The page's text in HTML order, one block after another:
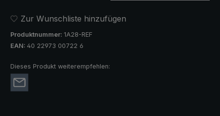
Zur Wunschliste hinzufügen
Produktnummer: 1A28-REF
EAN: 40 22973 00722 6
Dieses Produkt weiterempfehlen: